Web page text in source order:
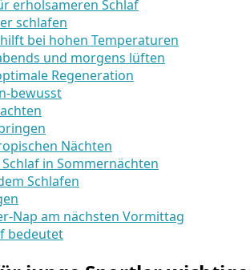
erholsameren Schlaf
schlafen
bei hohen Temperaturen
und morgens lüften
Regeneration
bewusst
Nächten
in Sommernächten
Schlafen
Nap am nächsten Vormittag
bedeutet